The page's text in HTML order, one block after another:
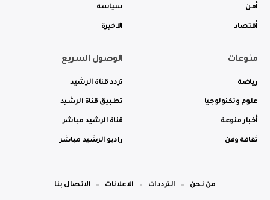
أمن
أقتصاد
سياسة
الاخيرة
منوعات
رياضة
علوم وتكنولوجيا
أخبار منوعة
ثقافة وفن
الوصول السريع
تردد قناة الرشيد
تطبيق قناة الرشيد
قناة الرشيد مباشر
راديو الرشيد مباشر
من نحن الترددات الاعلانات الاتصال بنا